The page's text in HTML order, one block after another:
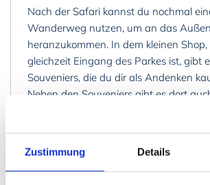
Zustimmung Details
Nach der Safari kannst du nochmal
Wanderweg nutzen, um an das
heranzukommen. In dem kleinen
gleichzeit Eingang des Parkes ist, gibt
Souveniers, die du dir als Andenken
Neben den Souveniers gibt es dort
Grillhaus
Während der Hochsaison wird in dem
Grillhaus vor dem Elchpark zwischen